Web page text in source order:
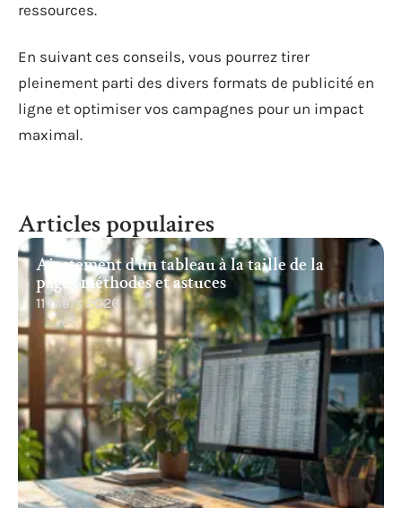
ressources.
En suivant ces conseils, vous pourrez tirer
pleinement parti des divers formats de publicité en
ligne et optimiser vos campagnes pour un impact
maximal.
Articles populaires
Ajustement d’un tableau à la taille de la
page : méthodes et astuces
11 mars 2026